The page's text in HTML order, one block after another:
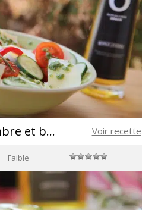
Salade de concombre et basilic Voir recette
Faible